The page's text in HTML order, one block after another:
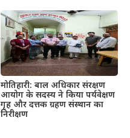
मोतिहारी: बाल अधिकार संरक्षण
आयोग के सदस्य ने किया पर्यवेक्षण
गृह और दत्तक ग्रहण संस्थान का
निरीक्षण